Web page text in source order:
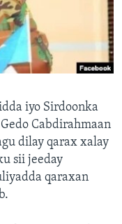
iyo Sirdoonka
Cabdirahmaan
dilay qarax xalay
sii jeeday
qaraxan